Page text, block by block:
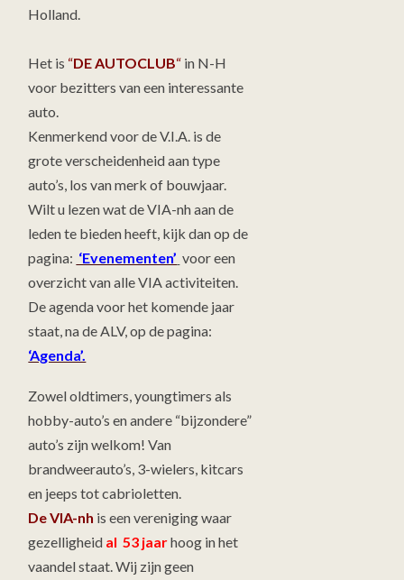
Holland.
Het is “DE AUTOCLUB“ in N-H
voor bezitters van een interessante
auto.
Kenmerkend voor de V.I.A. is de
grote verscheidenheid aan type
auto’s, los van merk of bouwjaar.
Wilt u lezen wat de VIA-nh aan de
leden te bieden heeft, kijk dan op de
pagina: ‘Evenementen’ voor een
overzicht van alle VIA activiteiten.
De agenda voor het komende jaar
staat, na de ALV, op de pagina:
‘Agenda’.
Zowel oldtimers, youngtimers als
hobby-auto’s en andere “bijzondere”
auto’s zijn welkom! Van
brandweerauto’s, 3-wielers, kitcars
en jeeps tot cabrioletten.
De VIA-nh is een vereniging waar
gezelligheid al 53 jaarhoog in het
vaandel staat. Wij zijn geen